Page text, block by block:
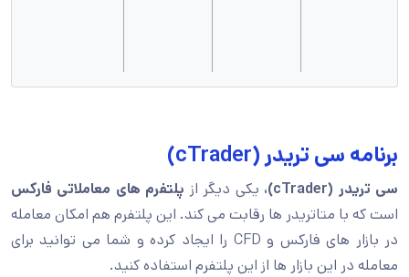
برنامه سی تریدر (cTrader)
سی تریدر (cTrader)، یکی دیگر از پلتفرم های معاملاتی فارکس
است که با متاتریدر ها رقابت می کند. این پلتفرم هم امکان معامله
در بازار های فارکس و CFD را ایجاد کرده و شما می توانید برای
معامله در این بازار ها از این پلتفرم استفاده کنید.